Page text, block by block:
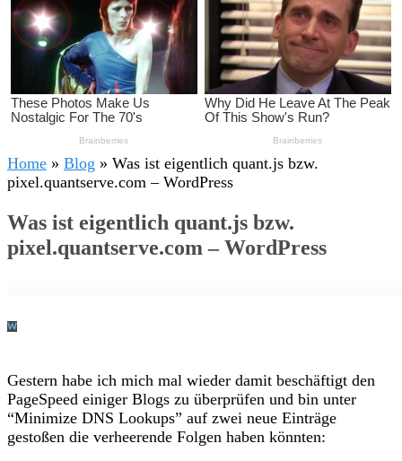
Home » Blog » Was ist eigentlich quant.js bzw.
pixel.quantserve.com – WordPress
Was ist eigentlich quant.js bzw.
pixel.quantserve.com – WordPress
Gestern habe ich mich mal wieder damit beschäftigt den
PageSpeed einiger Blogs zu überprüfen und bin unter
“Minimize DNS Lookups” auf zwei neue Einträge
gestoßen die verheerende Folgen haben könnten: